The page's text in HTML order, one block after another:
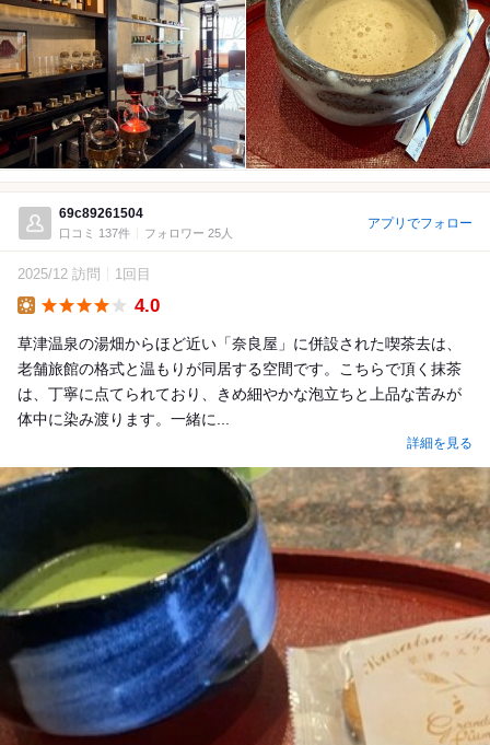
69c89261504
口コミ 137件 フォロワー 25人
アプリでフォロー
2025/12 訪問 1回目
4.0
草津温泉の湯畑からほど近い「奈良屋」に併設された喫茶去は、
老舗旅館の格式と温もりが同居する空間です。こちらで頂く抹茶
は、丁寧に点てられており、きめ細やかな泡立ちと上品な苦みが
体中に染み渡ります。一緒に...
詳細を見る